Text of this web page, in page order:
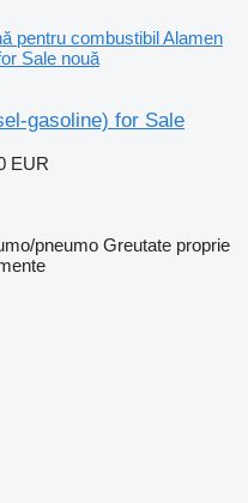
pentru combustibil Alamen
Sale nouă
gasoline) for Sale
EUR
pneumo Greutate proprie